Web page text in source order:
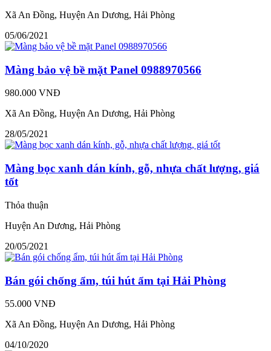
Xã An Đồng, Huyện An Dương, Hải Phòng
05/06/2021
Màng bảo vệ bề mặt Panel 0988970566
980.000 VNĐ
Xã An Đồng, Huyện An Dương, Hải Phòng
28/05/2021
Màng bọc xanh dán kính, gỗ, nhựa chất lượng, giá
tốt
Thỏa thuận
Huyện An Dương, Hải Phòng
20/05/2021
Bán gói chống ẩm, túi hút ẩm tại Hải Phòng
55.000 VNĐ
Xã An Đồng, Huyện An Dương, Hải Phòng
04/10/2020